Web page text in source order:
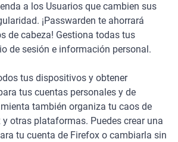
a los Usuarios que cambien sus
¡Passwarden te ahorrará
de cabeza! Gestiona todas tus
de sesión e información personal.
tus dispositivos y obtener
tus cuentas personales y de
también organiza tu caos de
otras plataformas. Puedes crear una
tu cuenta de Firefox o cambiarla sin